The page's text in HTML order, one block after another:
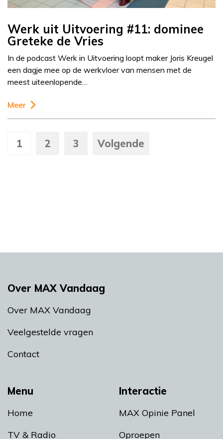
Werk uit Uitvoering #11: dominee
Greteke de Vries
In de podcast Werk in Uitvoering loopt maker Joris Kreugel
een dagje mee op de werkvloer van mensen met de
meest uiteenlopende…
Meer
1 2 3 Volgende
Menu
Home
TV & Radio
Interactie
MAX Opinie Panel
Oproepen
Over MAX Vandaag
Over MAX Vandaag
Veelgestelde vragen
Contact